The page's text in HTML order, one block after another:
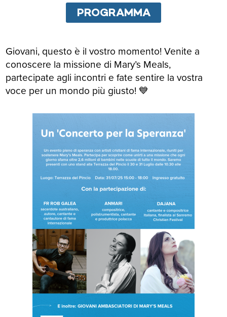
PROGRAMMA
Giovani, questo è il vostro momento! Venite a
conoscere la missione di Mary’s Meals,
partecipate agli incontri e fate sentire la vostra
voce per un mondo più giusto! 💙